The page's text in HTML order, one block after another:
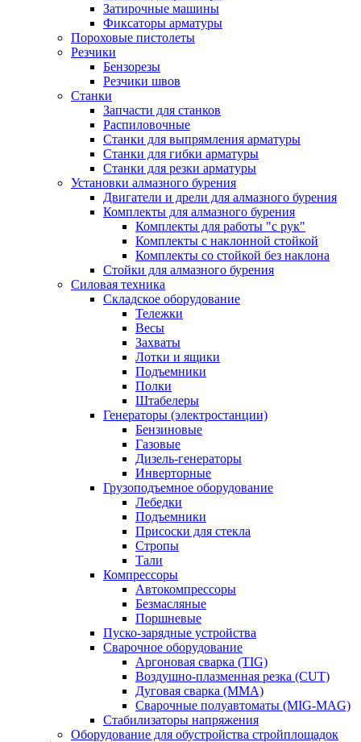
Затирочные машины
Фиксаторы арматуры
Пороховые пистолеты
Резчики
Бензорезы
Резчики швов
Станки
Запчасти для станков
Распиловочные
Станки для выпрямления арматуры
Станки для гибки арматуры
Станки для резки арматуры
Установки алмазного бурения
Двигатели и дрели для алмазного бурения
Комплекты для алмазного бурения
Комплекты для работы "с рук"
Комплекты с наклонной стойкой
Комплекты со стойкой без наклона
Стойки для алмазного бурения
Силовая техника
Складское оборудование
Тележки
Весы
Захваты
Лотки и ящики
Подъемники
Полки
Штабелеры
Генераторы (электростанции)
Бензиновые
Газовые
Дизель-генераторы
Инверторные
Грузоподъемное оборудование
Лебедки
Подъемники
Присоски для стекла
Стропы
Тали
Компрессоры
Автокомпрессоры
Безмасляные
Поршневые
Пуско-зарядные устройства
Сварочное оборудование
Аргоновая сварка (TIG)
Воздушно-плазменная резка (CUT)
Дуговая сварка (ММА)
Сварочные полуавтоматы (MIG-MAG)
Стабилизаторы напряжения
Оборудование для обустройства стройплощадок